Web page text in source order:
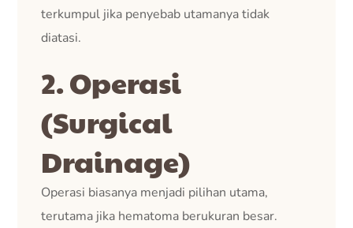
terkumpul jika penyebab utamanya tidak
diatasi.
2. Operasi
(Surgical
Drainage)
Operasi biasanya menjadi pilihan utama,
terutama jika hematoma berukuran besar.